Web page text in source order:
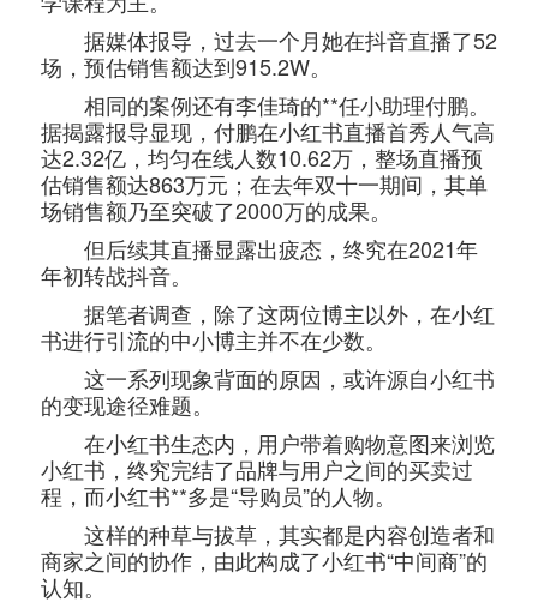
据媒体报导，过去一个月她在抖音直播了52
场，预估销售额达到915.2W。
相同的案例还有李佳琦的**任小助理付鹏。
据揭露报导显现，付鹏在小红书直播首秀人气高
达2.32亿，均匀在线人数10.62万，整场直播预
估销售额达863万元；在去年双十一期间，其单
场销售额乃至突破了2000万的成果。
但后续其直播显露出疲态，终究在2021年
年初转战抖音。
据笔者调查，除了这两位博主以外，在小红
书进行引流的中小博主并不在少数。
这一系列现象背面的原因，或许源自小红书
的变现途径难题。
在小红书生态内，用户带着购物意图来浏览
小红书，终究完结了品牌与用户之间的买卖过
程，而小红书**多是“导购员”的人物。
这样的种草与拔草，其实都是内容创造者和
商家之间的协作，由此构成了小红书“中间商”的
认知。